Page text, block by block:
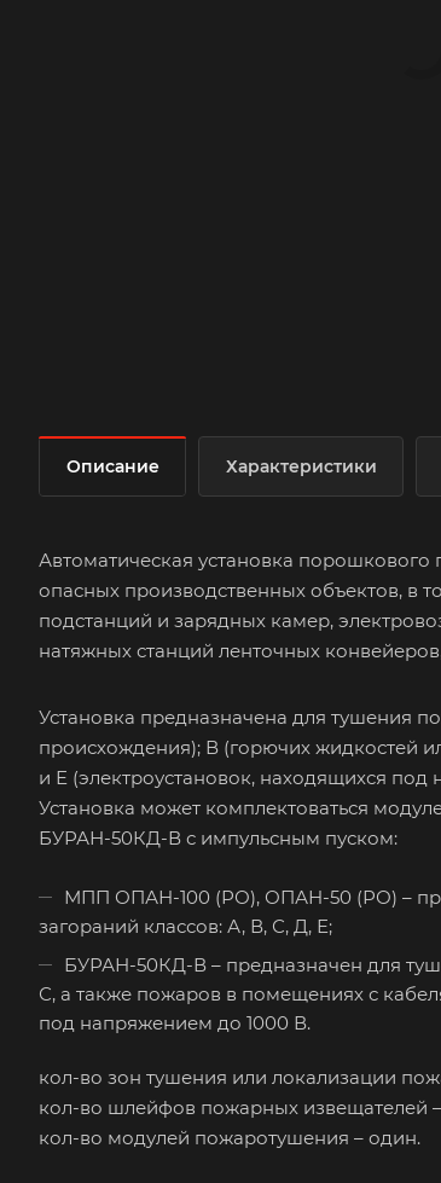
Описание Характеристики
Автоматическая установка
опасных производственных объектов, в
подстанций и зарядных камер,
натяжных станций ленточных
Установка предназначена для тушения
происхождения); В (горючих жидкостей
и Е (электроустановок, находящихся под
Установка может комплектоваться
БУРАН-50КД-В с импульсным пуском:
МПП ОПАН-100 (РО), ОПАН-50 (РО) –
загораний классов: А, В, С, Д, Е;
БУРАН-50КД-В – предназначен для
С, а также пожаров в помещениях с
под напряжением до 1000 В.
кол-во зон тушения или локализации
кол-во шлейфов пожарных извещателей
кол-во модулей пожаротушения – один.